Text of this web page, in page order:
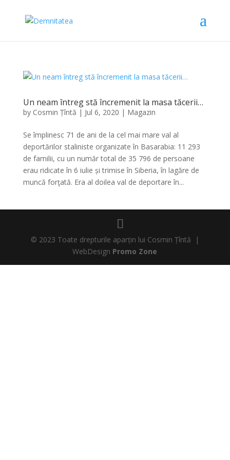
Un neam întreg stă încremenit la masa tăcerii…
by Cosmin Țîntă | Jul 6, 2020 | Magazin
Se împlinesc 71 de ani de la cel mai mare val al
deportărilor staliniste organizate în Basarabia: 11 293
de familii, cu un număr total de 35 796 de persoane
erau ridicate în 6 iulie și trimise în Siberia, în lagăre de
muncă forţată. Era al doilea val de deportare în...
© 2023 Toate drepturile aparțin lui Cosmin Țîntă |
WebDesign Promo Zone